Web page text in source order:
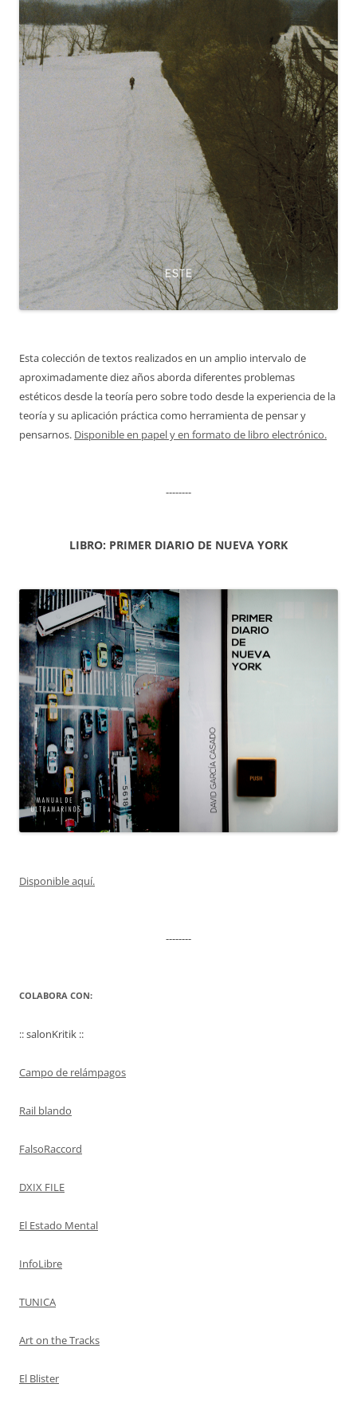
Esta colección de textos realizados en un amplio intervalo de
aproximadamente diez años aborda diferentes problemas
estéticos desde la teoría pero sobre todo desde la experiencia de la
teoría y su aplicación práctica como herramienta de pensar y
pensarnos. Disponible en papel y en formato de libro electrónico.
--------
LIBRO: PRIMER DIARIO DE NUEVA YORK
Disponible aquí.
--------
COLABORA CON:
:: salonKritik ::
Campo de relámpagos
Rail blando
FalsoRaccord
DXIX FILE
El Estado Mental
InfoLibre
TUNICA
Art on the Tracks
El Blister